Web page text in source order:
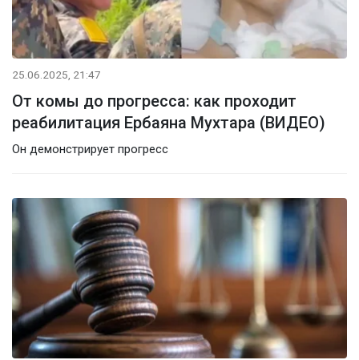
25.06.2025, 21:47
От комы до прогресса: как проходит
реабилитация Ербаяна Мухтара (ВИДЕО)
Он демонстрирует прогресс